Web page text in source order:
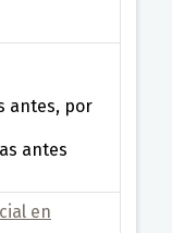
antes, por
antes
en